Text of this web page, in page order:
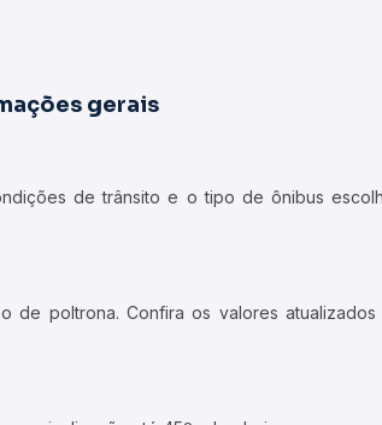
gerais
de trânsito e o tipo de ônibus
poltrona. Confira os valores